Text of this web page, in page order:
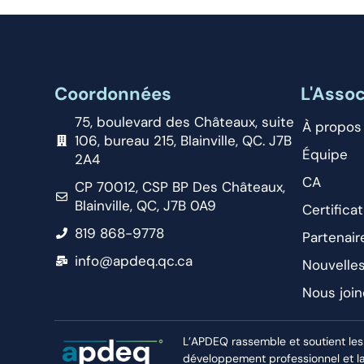
Coordonnées
75, boulevard des Châteaux, suite
106, bureau 215, Blainville, QC. J7B
2A4
CP 70012, CSP BP Des Châteaux,
Blainville, QC, J7B 0A9
819 868-9778
info@apdeq.qc.ca
À propos
Équipe
CA
Nous
L’APDEQ rassemble et soutient
développement professionnel et